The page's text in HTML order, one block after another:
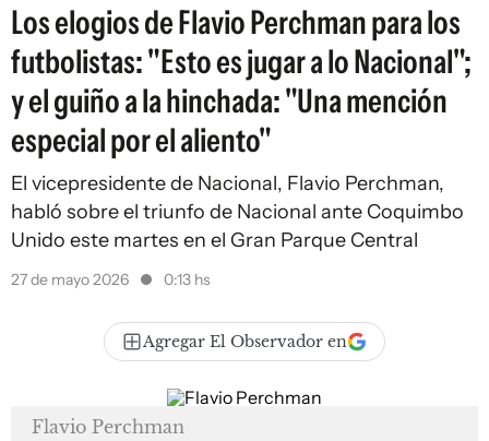
Los elogios de Flavio Perchman para los
futbolistas: "Esto es jugar a lo Nacional";
y el guiño a la hinchada: "Una mención
especial por el aliento"
El vicepresidente de Nacional, Flavio Perchman,
habló sobre el triunfo de Nacional ante Coquimbo
Unido este martes en el Gran Parque Central
27 de mayo 2026 0:13 hs
Agregar El Observador en
Flavio Perchman